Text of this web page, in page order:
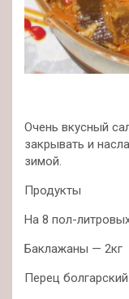
Очень вкусный
закрывать и
зимой.
Продукты
На 8 пол-
Баклажаны — 2кг
Перец